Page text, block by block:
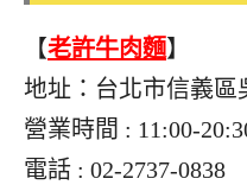
【老許牛肉麵】
地址：台北市信義區
營業時間 : 11:00-
電話 : 02-2737-0838